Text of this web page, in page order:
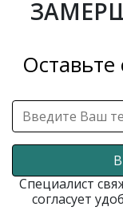
Специалист
согласует